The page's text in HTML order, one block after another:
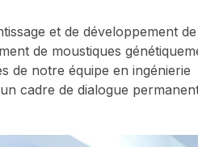
et de développement de
de moustiques
de notre équipe en ingénierie
cadre de dialogue